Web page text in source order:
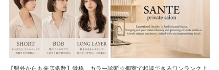
【県外からも来店多数】骨格、カラー診断☆個室で相談できるワンランク上